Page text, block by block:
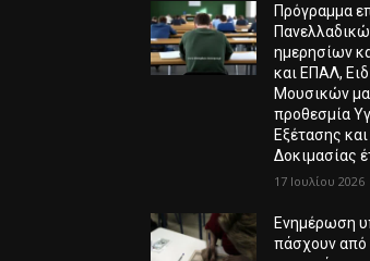
Πρόγραμμα
ημερησίων
και ΕΠΑΛ,
Μουσικών
προθεσμία
Εξέτασης
Δοκιμασίας
17 Ιουλίου 2026
Ενημέρωση
πάσχουν από